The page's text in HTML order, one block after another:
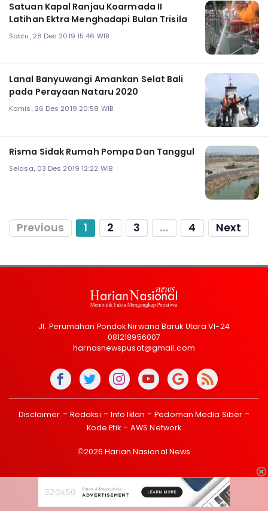
Satuan Kapal Ranjau Koarmada II
Latihan Ektra Menghadapi Bulan Trisila
Sabtu, 28 Des 2019 15:46 WIB
Lanal Banyuwangi Amankan Selat Bali
pada Perayaan Nataru 2020
Kamis, 26 Des 2019 20:58 WIB
Risma Sidak Rumah Pompa Dan Tanggul
Selasa, 03 Des 2019 12:22 WIB
Previous 1 2 3 ... 4 Next
Jl. Perumahan Pondok Nirwana Baruk Utara VI-24
081218956007
harnasnewspusat@gmail.com
Disclaimer Redaksi Info Iklan
Pedoman Media Siber
Kode Etik
AWS Network
©2026 Harian Nasional News